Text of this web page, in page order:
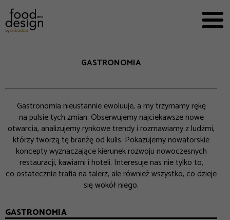


EKSPERCI
O NAS
REKLAMA
GASTRONOMIA
Gastronomia nieustannie ewoluuje, a my trzymamy rękę
na pulsie tych zmian. Obserwujemy najciekawsze nowe
otwarcia, analizujemy rynkowe trendy i rozmawiamy z ludźmi,
którzy tworzą tę branżę od kulis. Pokazujemy nowatorskie
koncepty wyznaczające kierunek rozwoju nowoczesnych
restauracji, kawiarni i hoteli. Interesuje nas nie tylko to,
co ostatecznie trafia na talerz, ale również wszystko, co dzieje
się wokół niego.
GASTRONOMIA